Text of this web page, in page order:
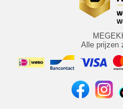
Alle prijzen